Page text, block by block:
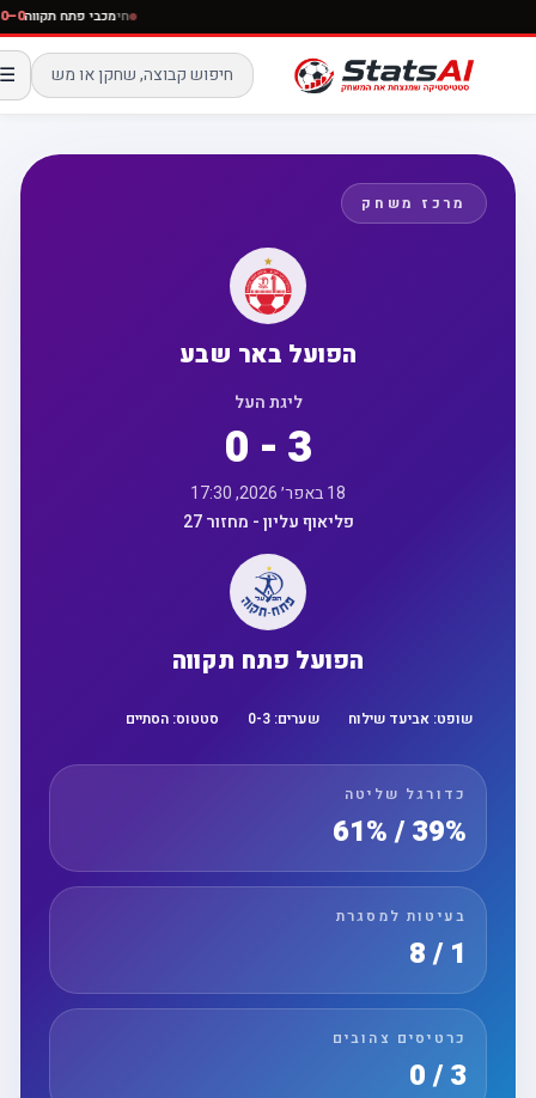
חימכבי פתח תקווה
☰
מרכז משחק
הפועל באר שבע
ליגת העל
0 - 3
18 באפר׳ 2026, 17:30
פליאוף עליון - מחזור 27
הפועל פתח תקווה
שופט:אביעד שילוח שערים: 0 -3 סטטוס:הסתיים
כדורגל שליטה
39% / 61%
בעיטות למסגרת
כרטיסים צהובים
3 / 0